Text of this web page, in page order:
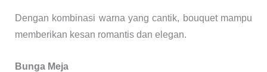
Dengan kombinasi warna yang cantik, bouquet mampu
memberikan kesan romantis dan elegan.
Bunga Meja